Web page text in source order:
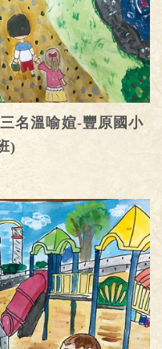
名溫喻媗-豐原國小
)